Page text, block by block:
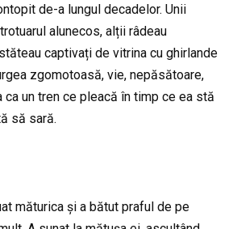
de-a lungul decadelor. Unii
alunecos, alții râdeau
captivați de vitrina cu ghirlande
zgomotoasă, vie, nepăsătoare,
ca un tren ce pleacă în timp ce ea stă
să sară.
măturica și a bătut praful de pe